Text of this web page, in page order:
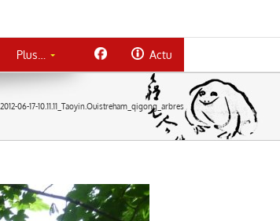
Plus… Actu
2012-06-17-10.11.11_Taoyin.Ouistreham_qigong_arbres